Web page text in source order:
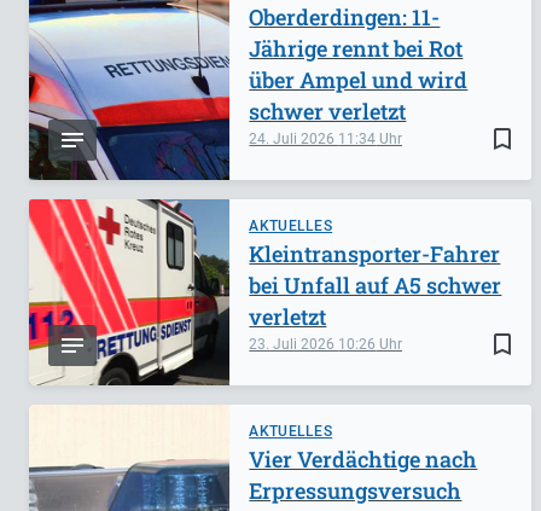
bookmark_border
24. Juli 2026 11:34
Oberderdingen: 11-
Jährige rennt bei Rot
über Ampel und wird
schwer verletzt
AKTUELLES
bookmark_border
23. Juli 2026 10:26
Kleintransporter-Fahrer
bei Unfall auf A5 schwer
verletzt
AKTUELLES
Vier Verdächtige nach
Erpressungsversuch